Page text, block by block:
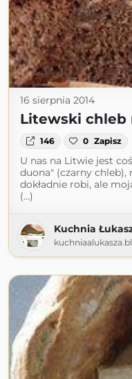
16 sierpnia 2014
Litewski chleb
146 0 Zapisz
U nas na Litwie jest
duona" (czarny
dokładnie robi, ale
(...)
Kuchnia